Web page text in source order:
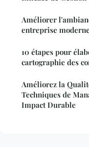
Améliorer
entreprise
10 étapes pour
cartographie des
Améliorez la
Techniques de
Impact Durable